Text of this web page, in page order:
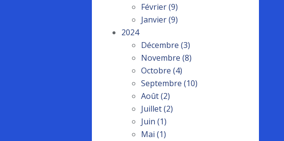
Février(9)
Janvier(9)
2024
Décembre (3)
Novembre (8)
Octobre (4)
Septembre (10)
Août(2)
Juillet(2)
Juin (1)
Mai (1)